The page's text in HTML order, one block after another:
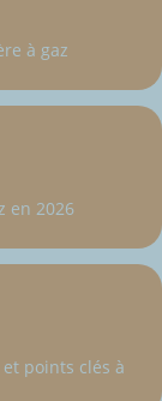
à gaz
en 2026
points clés à